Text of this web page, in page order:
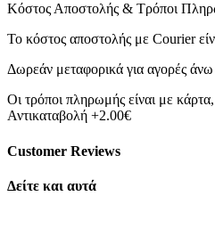
Κόστος Αποστολής & Τρόποι
Το κόστος αποστολής με Courier
Δωρεάν μεταφορικά για αγορές
Οι τρόποι πληρωμής είναι με
Αντικαταβολή +2.00€
Customer Reviews
Δείτε και αυτά